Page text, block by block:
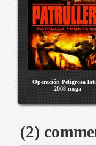
Operación Peligrosa
2008 mega
(2)